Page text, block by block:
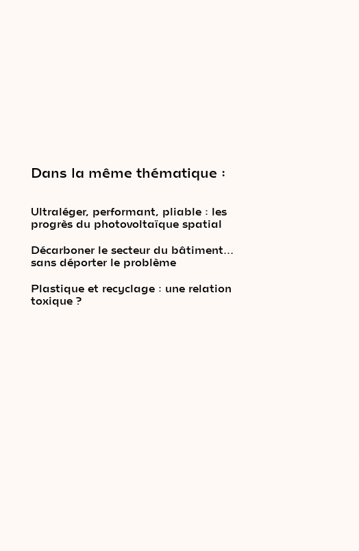
Dans la même thématique :
Ultraléger, performant, pliable : les
progrès du photovoltaïque spatial
Décarboner le secteur du bâtiment…
sans déporter le problème
Plastique et recyclage : une relation
toxique ?